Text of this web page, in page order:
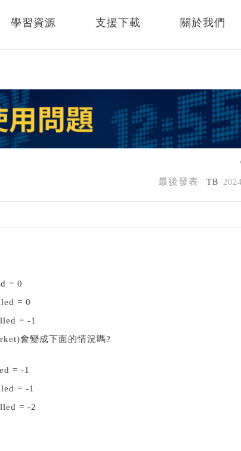
學習資源 支援下載 關於我們
最後發表 TB
= 0
= 0
= -1
會變成下面的情況嗎?
= -1
= -1
= -2